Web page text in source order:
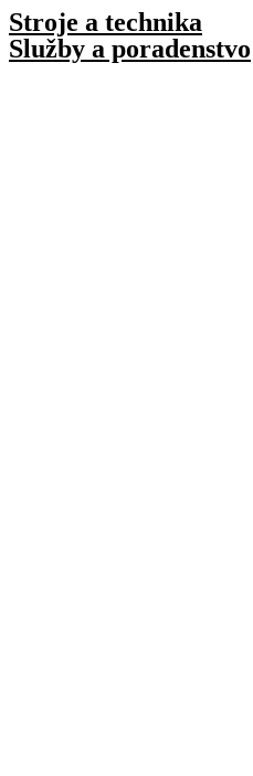
Preskočiť
na
obsah
Stroje a technika
Služby a poradenstvo